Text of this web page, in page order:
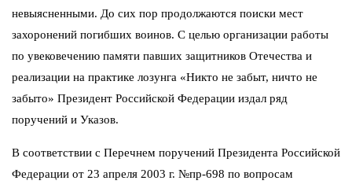
невыясненными. До сих пор продолжаются поиски мест
захоронений погибших воинов. С целью организации работы
по увековечению памяти павших защитников Отечества и
реализации на практике лозунга «Никто не забыт, ничто не
забыто» Президент Российской Федерации издал ряд
поручений и Указов.
В соответствии с Перечнем поручений Президента Российской
Федерации от 23 апреля 2003 г. №пр-698 по вопросам